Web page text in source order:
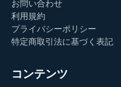
お問い合わせ
利用規約
プライバシーポリシー
特定商取引法に基づく表記
コンテンツ